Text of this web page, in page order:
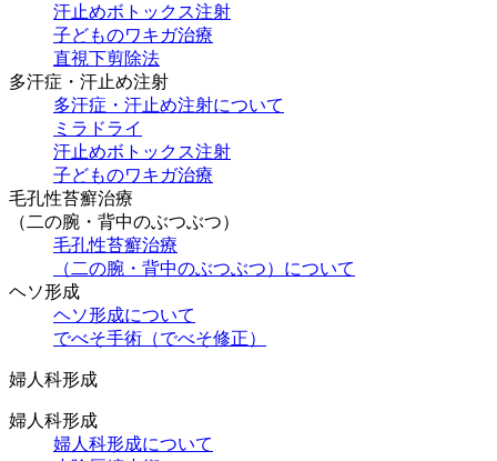
汗止めボトックス注射
子どものワキガ治療
直視下剪除法
多汗症・汗止め注射
多汗症・汗止め注射について
ミラドライ
汗止めボトックス注射
子どものワキガ治療
⽑孔性苔癬治療
（⼆の腕・背中のぶつぶつ）
⽑孔性苔癬治療
（⼆の腕・背中のぶつぶつ）について
ヘソ形成
ヘソ形成について
でべそ手術（でべそ修正）
婦人科形成
婦人科形成
婦人科形成について